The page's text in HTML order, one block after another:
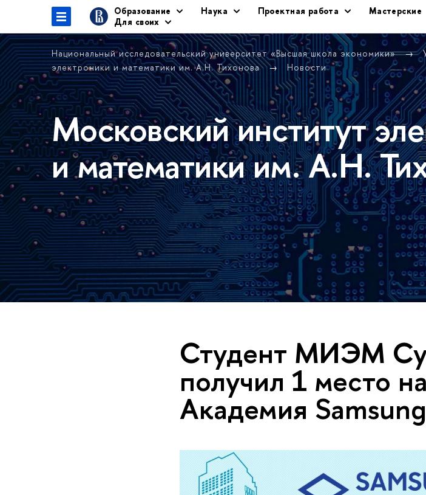
Образование Наука Проектная работа Мастерские
Для своих
Национальный исследовательский университет «Высшая школа экономики»
электроники и математики им. А.Н. Тихонова
Новости
Московский институт
и математики им. А.Н.
Студент МИЭМ
получил 1 место
Академия